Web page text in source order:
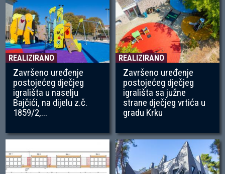
REALIZIRANO
Završeno uređenje
postojećeg dječjeg
igrališta u naselju
Bajčići, na dijelu z.č.
1859/2,...
REALIZIRANO
Završeno uređenje
postojećeg dječjeg
igrališta sa južne
strane dječjeg vrtića u
gradu Krku